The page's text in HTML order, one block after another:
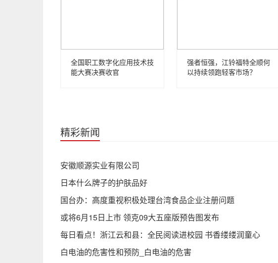
全国职工数字化应用技术技
能大赛决赛收官
强者恒强，江铃福特全顺何
以持续领跑轻客市场？
精彩新闻
安徽顺源实业有限公司
日本什么牌子的护肤品好
国台办：高度重视积极处理台湾食品企业注册问题
或将6月15日上市 领克09大五座版预告图发布
每日看点！浙江云和县：全民阅读进校园 书香缕缕润童心
白电油的危害性和预防_白电油的危害